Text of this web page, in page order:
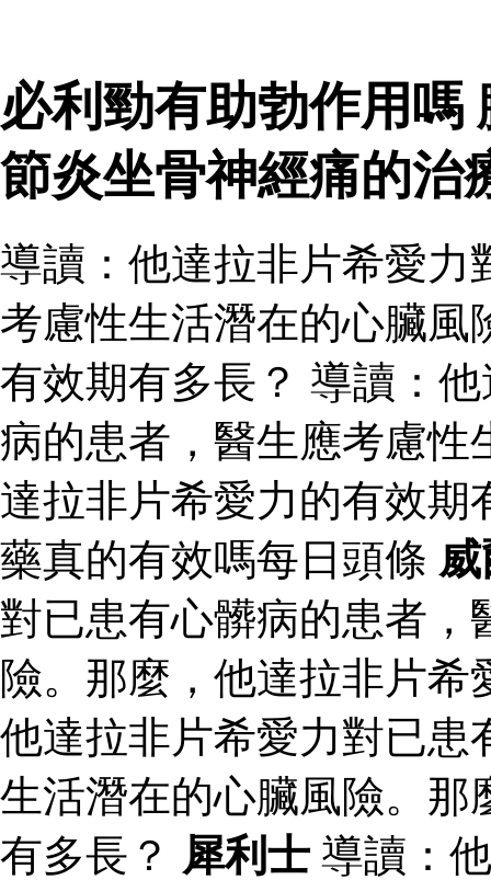
必利勁有助勃作用嗎
節炎坐骨神經痛的治
導讀：他達拉非片希愛力
考慮性生活潛在的心臟風
有效期有多長？ 導讀：
病的患者，醫生應考慮性
達拉非片希愛力的有效期
藥真的有效嗎每日頭條
對已患有心髒病的患者，
險。那麼，他達拉非片
他達拉非片希愛力對已患
生活潛在的心臟風險。那
有多長？ 犀利士 導讀：